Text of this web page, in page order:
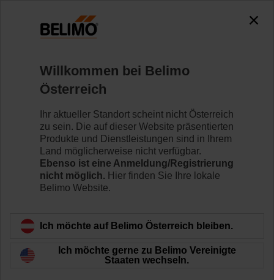
NFC-Parametrierung
per Smartphone
Willkommen bei Belimo
Österreich
Ihr aktueller Standort scheint nicht Österreich
zu sein. Die auf dieser Website präsentierten
Produkte und Dienstleistungen sind in Ihrem
Land möglicherweise nicht verfügbar.
Ebenso ist eine Anmeldung/Registrierung
nicht möglich. Hier finden Sie Ihre lokale
Belimo Website.
Ich möchte auf Belimo Österreich bleiben.
Ich möchte gerne zu Belimo Vereinigte
Staaten wechseln.